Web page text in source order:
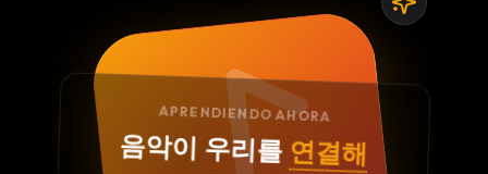
APRENDIENDO AHORA
음악이 우리를 연결해